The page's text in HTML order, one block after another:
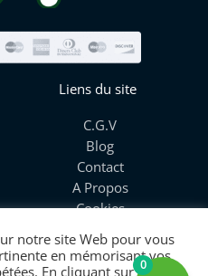
Liens du site
C.G.V
Blog
Contact
A Propos
Cookies
notre site Web pour vous
en mémorisant vos
En cliquant sur 0